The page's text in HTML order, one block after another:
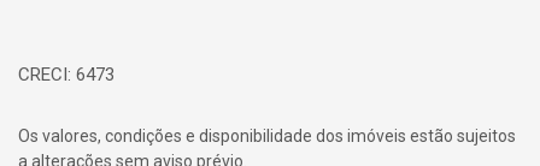
CRECI: 6473
Os valores, condições e disponibilidade dos imóveis estão sujeitos
a alterações sem aviso prévio.